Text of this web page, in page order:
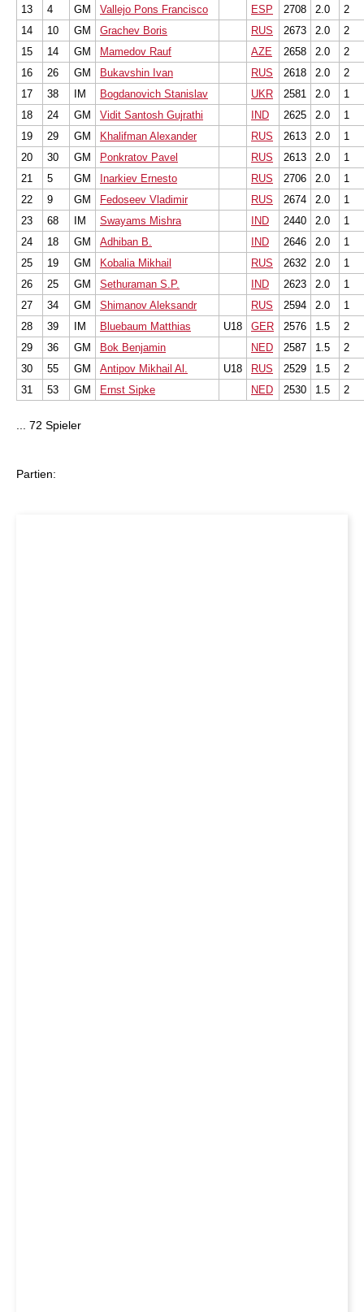
13 4 GM Vallejo Pons Francisco ESP 2708 2.0
2
14
10 GM Grachev Boris RUS 2673 2.0
2
15
14 GM Mamedov Rauf AZE 2658 2.0
2
16
26 GM Bukavshin Ivan RUS 2618 2.0
2
17
38 IM Bogdanovich Stanislav UKR 2581 2.0
1
18
24 GM Vidit Santosh Gujrathi IND 2625 2.0
1
19
29 GM Khalifman Alexander RUS 2613 2.0
1
20
30 GM Ponkratov Pavel RUS 2613 2.0
1
21
5 GM Inarkiev Ernesto RUS 2706 2.0
1
22
9 GM Fedoseev Vladimir RUS 2674 2.0
1
23
68 IM Swayams Mishra IND 2440 2.0
1
24
18 GM Adhiban B. IND 2646 2.0
1
25
19 GM Kobalia Mikhail RUS 2632 2.0
1
26
25 GM Sethuraman S.P. IND 2623 2.0
1
27
34 GM Shimanov Aleksandr RUS 2594 2.0
1
28
39 IM Bluebaum Matthias U18 GER 2576 1.5
2
29
36 GM Bok Benjamin NED 2587 1.5
2
30
55 GM Antipov Mikhail Al. U18 RUS 2529 1.5
2
31
53 GM Ernst Sipke NED 2530 1.5 2
... 72 Spieler
Partien: